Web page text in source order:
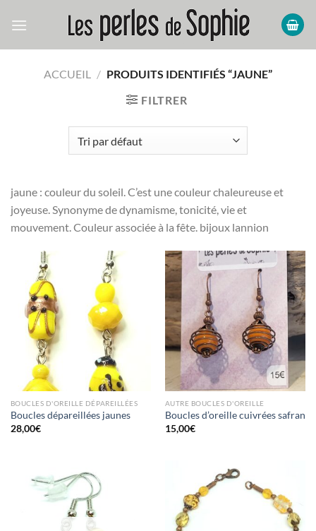
ACCUEIL / PRODUITS IDENTIFIÉS “JAUNE”
FILTRER
jaune : couleur du soleil. C’est une couleur chaleureuse et
joyeuse. Synonyme de dynamisme, tonicité, vie et
mouvement. Couleur associée à la fête. bijoux lannion
BOUCLES D'OREILLE DÉPAREILLÉES
Boucles dépareillées jaunes
28,00€
AUTRE BOUCLES D'OREILLE
Boucles d’oreille cuivrées safran
15,00€